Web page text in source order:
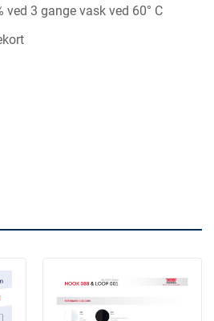
ved 3 gange vask ved 60° C